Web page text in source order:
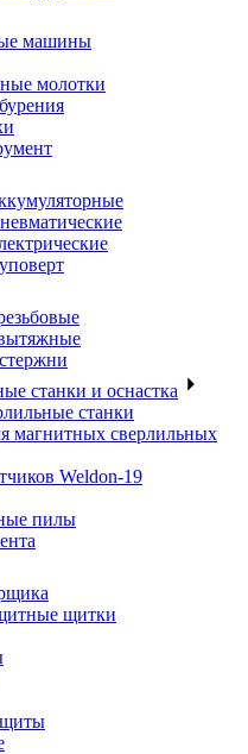
машины
молотки
станки и оснастка
станки
магнитных сверлильных
Weldon-19
пилы
щитки